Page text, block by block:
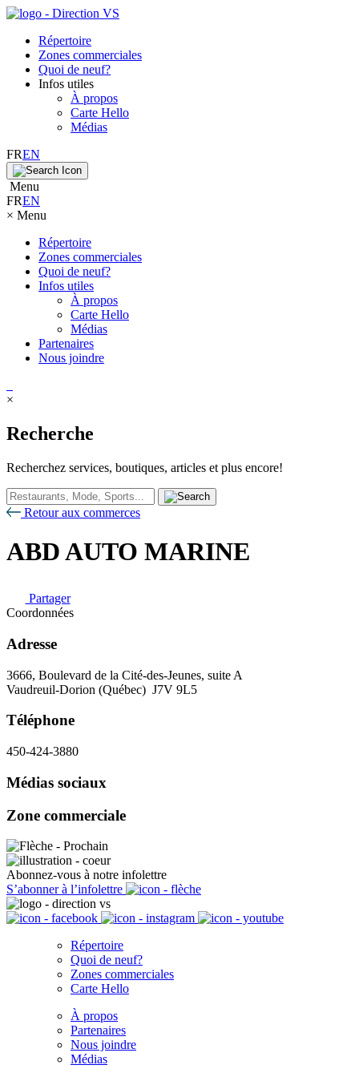
Répertoire
Zones commerciales
Quoi de neuf?
Infos utiles
À propos
Carte Hello
Médias
FREN
Menu
FREN
× Menu
Répertoire
Zones commerciales
Quoi de neuf?
Infos utiles
À propos
Carte Hello
Médias
Partenaires
Nous joindre
×
Recherche
Recherchez services, boutiques, articles et plus encore!
Retour aux commerces
ABD AUTO MARINE
Partager
Coordonnées
Adresse
3666, Boulevard de la Cité-des-Jeunes, suite A
Vaudreuil-Dorion (Québec) J7V 9L5
Téléphone
450-424-3880
Médias sociaux
Zone commerciale
Abonnez-vous à notre infolettre
S’abonner à l’infolettre
Répertoire
Quoi de neuf?
Zones commerciales
Carte Hello
À propos
Partenaires
Nous joindre
Médias